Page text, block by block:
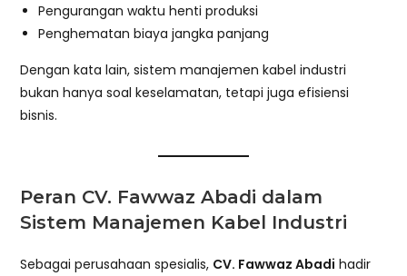
Pengurangan waktu henti produksi
Penghematan biaya jangka panjang
Dengan kata lain, sistem manajemen kabel industri
bukan hanya soal keselamatan, tetapi juga efisiensi
bisnis.
Peran CV. Fawwaz Abadi dalam
Sistem Manajemen Kabel Industri
Sebagai perusahaan spesialis, CV. Fawwaz Abadi hadir